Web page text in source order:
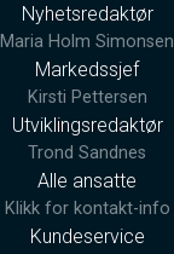
Nyhetsredaktør
Maria Holm Simonsen
Markedssjef
Kirsti Pettersen
Utviklingsredaktør
Trond Sandnes
Alle ansatte
Klikk for kontakt-info
Kundeservice